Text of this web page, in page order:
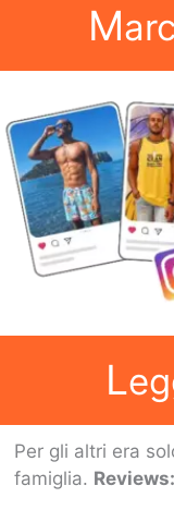
M
L
Per gli altri era
famiglia. Reviews: